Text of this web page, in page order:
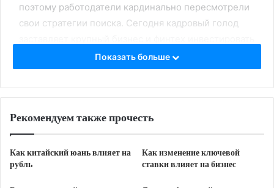
поэтому работодатели кардинально пересмотрели
свои стратегии поиска. Сегодня кадровый голод
в системное обучение персонала и формировать
внутренний кадровый резерв. Найм
трансформировался в сложные HR-технологии с
Искусственный интеллект и прогнозная аналитика.
ИТ-специалисты уровней Middle, Senior и опытный
Team Lead остаются в остром дефиците, что
продолжает планомерно повышать зарплатные
Показать больше
Рекомендуем также прочесть
Как китайский юань влияет на
рубль
Как изменение ключевой
ставки влияет на бизнес